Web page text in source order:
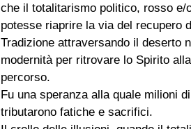
che il totalitarismo politico, rosso e/
potesse riaprire la via del recupero
Tradizione attraversando il deserto
modernità per ritrovare lo Spirito
percorso.
Fu una speranza alla quale milioni
tributarono fatiche e sacrifici.